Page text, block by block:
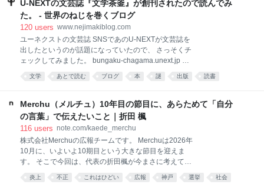
る。スタンフォード大などの研究チームが、生成AIの
設計を基に、感染症の原因などになる細菌を殺す「フ
ァージ
U-NEXTの文芸誌『文学茶釜』が創刊されたので読んでみ
た。 - 世界のねじを巻くブログ
120 users www.nejimakiblog.com
ユーネクストの文芸誌 SNSであのU-NEXTが文芸誌を
出したというのが話題になっていたので、 さっそくチ
ェックしてみました。 bungaku-chagama.unext.jp 創
刊の挨拶も中の人が見える感じで良い。 ・創刊のご挨
拶 | WEB文芸誌 文学茶釜（何が出るかな） 現実が逼迫
ます。いや、もはや問われてすらいないのかもしれま
せん。20年続く業界の斜陽化は、多くの人々の内にあ
る「無意味である」という結論を表しているのかもし
れません。 「文学茶釜（何が出るかな）」は、それぞ
れ固有の想像力を持つ表現者の、自由な創造物を世に
送り出すための場所です。 作品は時に、読む・見る・
聞く人の心を搔き乱すような強烈な疑問や、ハレーシ
ョンを孕みます。 そんな作品についてのお言葉はぜひ
文学 あとで読む ブログ 本 謎 出版 読書
Merchu（メルチュ）10年目の節目に、あらためて「自分
の言葉」で伝えたいこと｜折田 楓
116 users note.com/kaede_merchu
株式会社Merchuの広報チームです。 Merchuは2026年
10月に、いよいよ10期目という大きな節目を迎えま
す。 そこで今回は、代表の折田楓が今まさに考えてい
るリアルな想いを聞くべく、インタビューを実施しま
した。その内容をぜひ皆さまにもお届けしたく記事に
炎上 不正 これはひどい 広報 神戸 選挙 社会